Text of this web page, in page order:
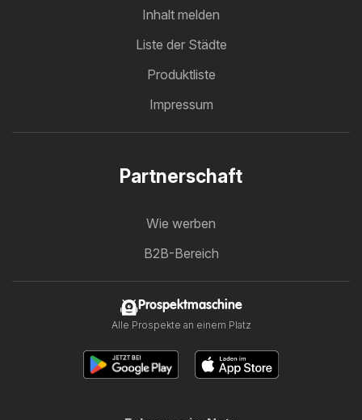
Inhalt melden
Liste der Städte
Produktliste
Impressum
Partnerschaft
Wie werben
B2B-Bereich
Prospektmaschine
Alle Prospekte an einem Platz